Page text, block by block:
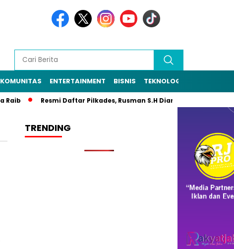
KOMUNITAS ENTERTAINMENT BISNIS TEKNOLOGI
Resmi Daftar Pilkades, Rusman S.H Diantar Sekitar 1.000
TRENDING